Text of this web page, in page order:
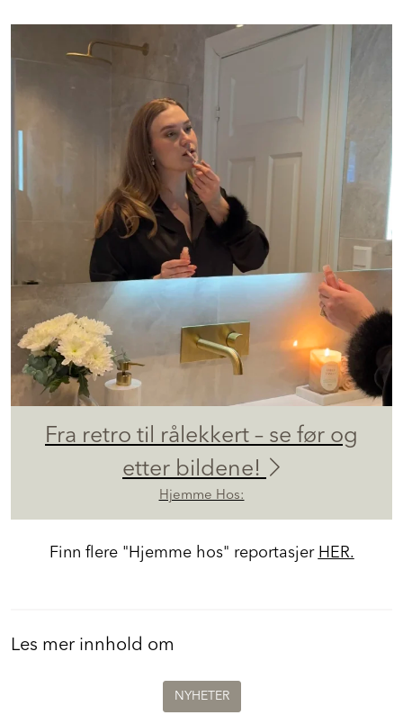
Fra retro til rålekkert – se før og
etter bildene!
Hjemme Hos:
Finn flere "Hjemme hos" reportasjer HER.
Les mer innhold om
NYHETER